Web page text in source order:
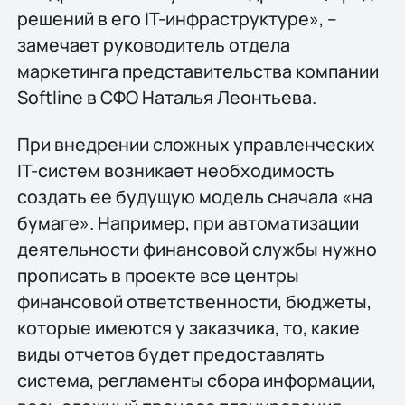
решений в его IT-инфраструктуре», –
замечает руководитель отдела
маркетинга представительства компании
Softline в СФО Наталья Леонтьева.
При внедрении сложных управленческих
IT-систем возникает необходимость
создать ее будущую модель сначала «на
бумаге». Например, при автоматизации
деятельности финансовой службы нужно
прописать в проекте все центры
финансовой ответственности, бюджеты,
которые имеются у заказчика, то, какие
виды отчетов будет предоставлять
система, регламенты сбора информации,